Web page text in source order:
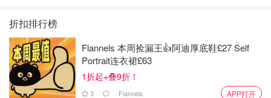
如您居住在苏格兰高地或英格兰九郡等高风险区域，请提前
准备防滑鞋、防冻液、备用电源等冬季出行必备物资，关注
英国气象局（Met Office）官网或WXCharts降雪地图，及时
获取最新“英国降雪预警”信息，避免因突发天气影响生活与
通勤。
折扣排行榜
Flannels 本周捡漏王👍阿迪厚底鞋£27 Self
Portrait连衣裙£63
1折起+叠9折！
3 Flannels APP打开